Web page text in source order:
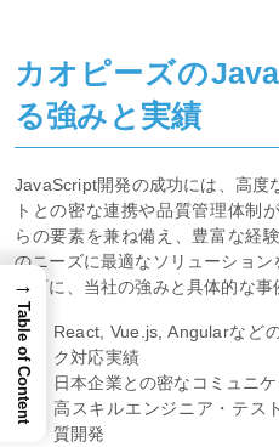
カオピーズの
る強みと実績
JavaScript開発の成功には、高度
トとの密な連携や品質管理体制
らの要素を兼ね備え、豊富な経
のニーズに最適なソリューション
以下に、当社の強みと具体的な事
React, Vue.js, Angularなど
ク対応実績
日本企業との密なコミュニ
高スキルエンジニア・テス
質開発
→
Table of Content